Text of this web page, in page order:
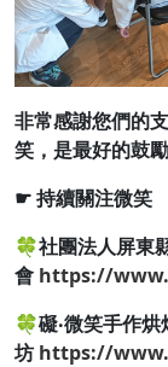
非常感謝您們的
笑，是最好的鼓勵
☛ 持續關注微笑
🍀社團法人屏東
會 https://
🍀礙‧微笑手作烘
坊 https://